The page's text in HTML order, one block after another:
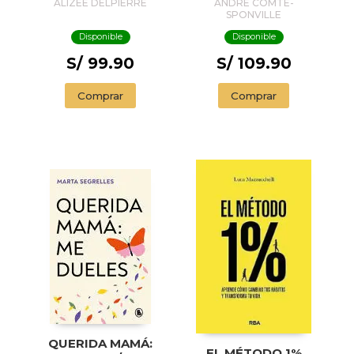
ALIZÉE DELPIERRE
Disponible
S/ 99.90
Comprar
ANDRÉ COMTE-
SPONVILLE
Disponible
S/ 109.90
Comprar
QUERIDA MAMÁ: